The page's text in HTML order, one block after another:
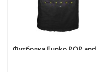
Футболка Funko POP and